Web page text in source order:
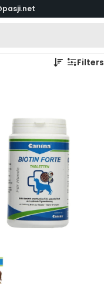
Filters